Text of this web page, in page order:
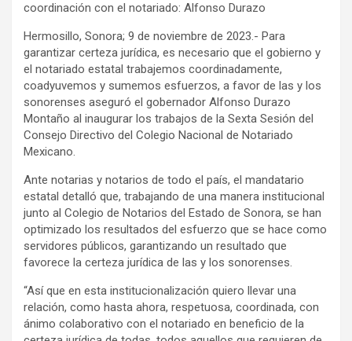
coordinación con el notariado: Alfonso Durazo
Hermosillo, Sonora; 9 de noviembre de 2023.- Para
garantizar certeza jurídica, es necesario que el gobierno y
el notariado estatal trabajemos coordinadamente,
coadyuvemos y sumemos esfuerzos, a favor de las y los
sonorenses aseguró el gobernador Alfonso Durazo
Montaño al inaugurar los trabajos de la Sexta Sesión del
Consejo Directivo del Colegio Nacional de Notariado
Mexicano.
Ante notarias y notarios de todo el país, el mandatario
estatal detalló que, trabajando de una manera institucional
junto al Colegio de Notarios del Estado de Sonora, se han
optimizado los resultados del esfuerzo que se hace como
servidores públicos, garantizando un resultado que
favorece la certeza jurídica de las y los sonorenses.
“Así que en esta institucionalización quiero llevar una
relación, como hasta ahora, respetuosa, coordinada, con
ánimo colaborativo con el notariado en beneficio de la